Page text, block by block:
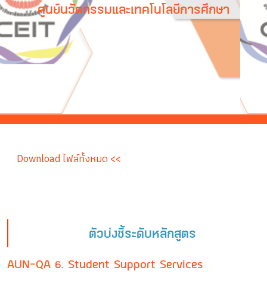
ศูนย์นวัตกรรมและเทคโนโลยีการศึกษา
Download ไฟล์ทั้งหมด <<
ตัวบ่งชี้ระดับหลักสูตร
AUN-QA 6. Student Support Services